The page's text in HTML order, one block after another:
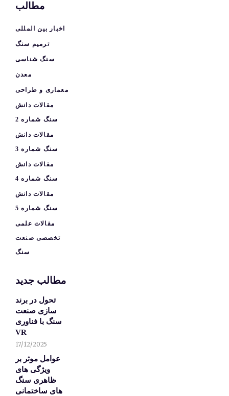
مطالب
اخبار بین المللی
ترمیم سنگ
سنگ شناسی
معدن
معماری و طراحی
مقالات دانش
سنگ شماره 2
مقالات دانش
سنگ شماره 3
مقالات دانش
سنگ شماره 4
مقالات دانش
سنگ شماره 5
مقالات علمی
تخصصی صنعت
سنگ
مطالب جدید
تحول در برند
سازی صنعت
سنگ با فناوری
VR
17/12/2025
عوامل موثر بر
ویژگی های
ظاهری سنگ
های ساختمانی